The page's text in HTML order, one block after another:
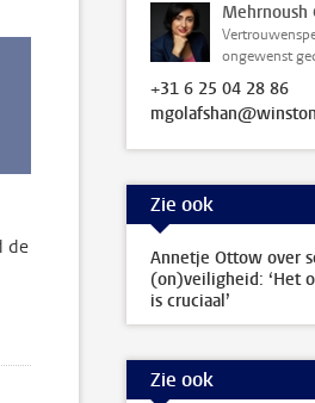
de
Mehrnoush
ongewenst
+31 6 25 04 28 86
Zie ook
Annetje Ottow over
(on)veiligheid: ‘Het
is cruciaal’
Zie ook